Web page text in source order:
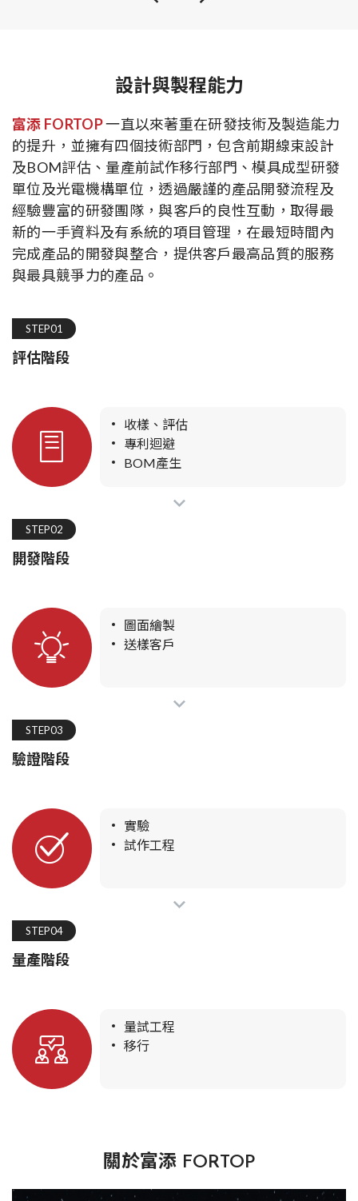
設計與製程能力
富添 FORTOP一直以來著重在研發技術及製造能力
的提升，並擁有四個技術部門，包含前期線束設計
及BOM評估、量產前試作移行部門、模具成型研發
單位及光電機構單位，透過嚴謹的產品開發流程及
經驗豐富的研發團隊，與客戶的良性互動，取得最
新的一手資料及有系統的項目管理，在最短時間內
完成產品的開發與整合，提供客戶最高品質的服務
與最具競爭力的產品。
STEP01
評估階段
收樣、評估
專利迴避
BOM產生
STEP02
開發階段
圖面繪製
送樣客戶
STEP03
驗證階段
實驗
試作工程
STEP04
量產階段
量試工程
移行
關於富添 FORTOP